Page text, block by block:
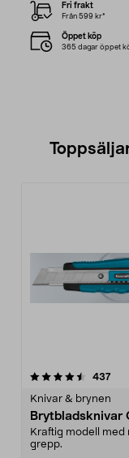
Fri frakt
Från 599 kr*
Öppet köp
365 dagar öppet
437
Knivar & brynen
Brytbladsknivar
Kraftig modell med
grepp.
4.5 av 5